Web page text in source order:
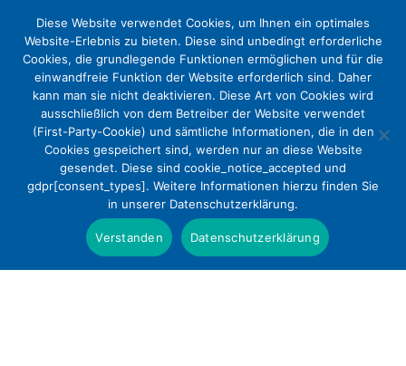
Versorgungsgerechtigkeit in Stadt
und Land bei der Notfallversorgung
Presse
Diese Website verwendet Cookies, um Ihnen ein optimales
Website-Erlebnis zu bieten. Diese sind unbedingt erforderliche
Cookies, die grundlegende Funktionen ermöglichen und für die
einwandfreie Funktion der Website erforderlich sind. Daher
kann man sie nicht deaktivieren. Diese Art von Cookies wird
ausschließlich von dem Betreiber der Website verwendet
(First-Party-Cookie) und sämtliche Informationen, die in den
Cookies gespeichert sind, werden nur an diese Website
gesendet. Diese sind cookie_notice_accepted und
gdpr[consent_types]. Weitere Informationen hierzu finden Sie
in unserer Datenschutzerklärung.
Verstanden Datenschutzerklärung